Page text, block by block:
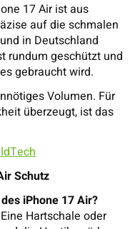
17 Air ist aus
auf die schmalen
in Deutschland
rundum geschützt und
gebraucht wird.
Volumen. Für
überzeugt, ist das
Schutz
iPhone 17 Air?
Hartschale oder